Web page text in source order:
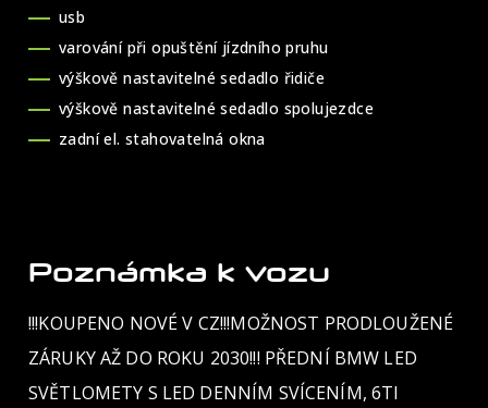
usb
varování při opuštění jízdního pruhu
výškově nastavitelné sedadlo řidiče
výškově nastavitelné sedadlo spolujezdce
zadní el. stahovatelná okna
Poznámka k vozu
!!!KOUPENO NOVÉ V CZ!!!MOŽNOST PRODLOUŽENÉ
ZÁRUKY AŽ DO ROKU 2030!!! PŘEDNÍ BMW LED
SVĚTLOMETY S LED DENNÍM SVÍCENÍM, 6TI